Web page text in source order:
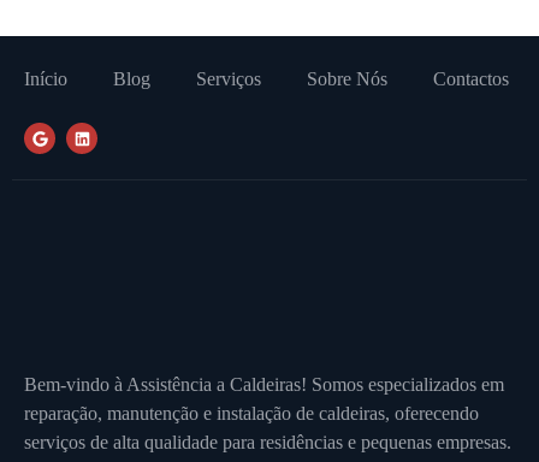
Início Blog Serviços Sobre Nós Contactos
Bem-vindo à Assistência a Caldeiras! Somos especializados em
reparação, manutenção e instalação de caldeiras, oferecendo
serviços de alta qualidade para residências e pequenas empresas.